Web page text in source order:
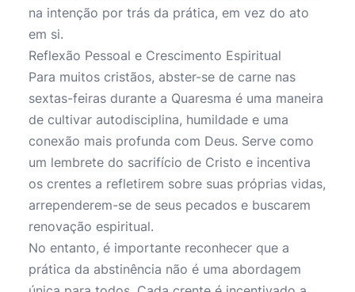
na intenção por trás da prática, em vez do ato
em si.
Reflexão Pessoal e Crescimento Espiritual
Para muitos cristãos, abster-se de carne nas
sextas-feiras durante a Quaresma é uma maneira
de cultivar autodisciplina, humildade e uma
conexão mais profunda com Deus. Serve como
um lembrete do sacrifício de Cristo e incentiva
os crentes a refletirem sobre suas próprias vidas,
arrependerem-se de seus pecados e buscarem
renovação espiritual.
No entanto, é importante reconhecer que a
prática da abstinência não é uma abordagem